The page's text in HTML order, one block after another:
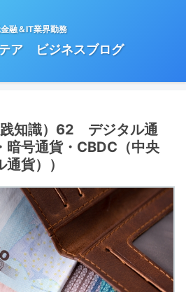
融＆IT業界勤務
ア ビジネスブログ
知識）62 デジタル通
暗号通貨・CBDC（中央
貨））